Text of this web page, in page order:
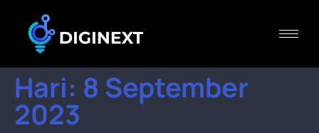
Hari: 8 September
2023